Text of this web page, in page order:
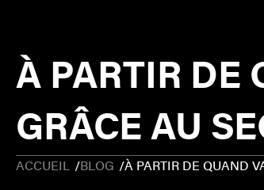
À PARTIR DE
GRÂCE AU
ACCUEIL /BLOG /À PARTIR DE QUAND